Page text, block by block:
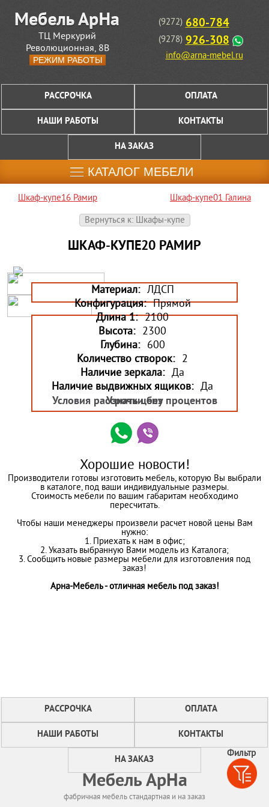
Фильтр
ТЦ Меркурий
Революционная, 8В
РЕЖИМ РАБОТЫ
(9272) 680-784
(9278) 926-308
info@arna-mebel.ru
РАССРОЧКА ОПЛАТА
НАШИ РАБОТЫ КОНТАКТЫ
НА ЗАКАЗ
КАТАЛОГ МЕБЕЛИ
Шкаф-купе16 Рамир
Шкаф-купе01 Галина
Вернуться к: Шкафы-купе
ШКАФ-КУПЕ20 РАМИР
Материал: ЛДСП
Конфигурация: Прямой
Длина 1: 2100
Высота: 2300
Глубина: 600
Количество створок: 2
Наличие зеркала: Да
Наличие выдвижных ящиков: Да
Узнать цену
Условия рассрочки без процентов
Хорошие новости!
Производители готовы изготовить мебель, которую Вы выбрали
в каталоге, под ваши индивидуальные размеры.
Стоимость мебели по вашим габаритам необходимо
пересчитать.
Чтобы наши менеджеры произвели расчет новой цены Вам
нужно:
1. Приехать к нам в офис;
2. Указать выбранную Вами модель из Каталога;
3. Сообщить новые размеры мебели для изготовления под
заказ!
Арна-Мебель - отличная мебель под заказ!
РАССРОЧКА ОПЛАТА
НАШИ РАБОТЫ КОНТАКТЫ
НА ЗАКАЗ
Мебель АрНа
фабричная мебель стандартная и на заказ